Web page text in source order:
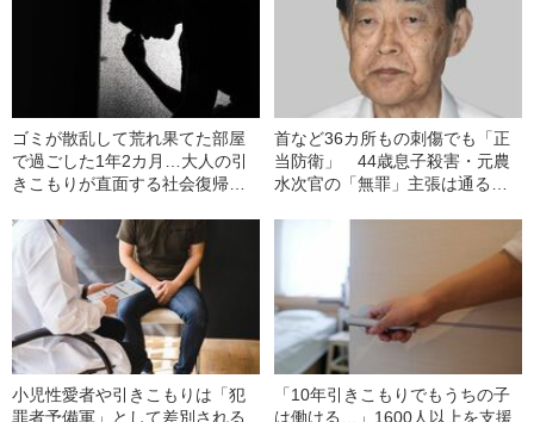
ゴミが散乱して荒れ果てた部屋
で過ごした1年2カ月…大人の引
きこもりが直面する社会復帰の
首など36カ所もの刺傷でも「正
当防衛」 44歳息子殺害・元農
水次官の「無罪」主張は通るの
小児性愛者や引きこもりは「犯
罪者予備軍」として差別される
「10年引きこもりでもうちの子
は働ける…」1600人以上を支援